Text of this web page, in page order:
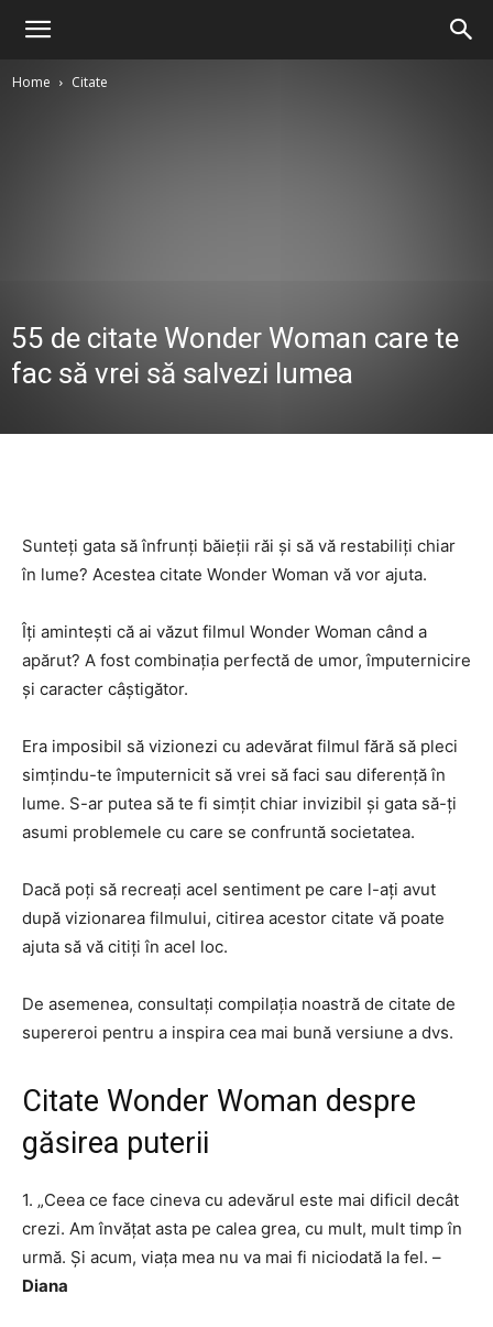
Home Citate
55 de citate Wonder Woman care te
fac să vrei să salvezi lumea
Sunteți gata să înfrunți băieții răi și să vă restabiliți chiar
în lume? Acestea citate Wonder Woman vă vor ajuta.
Îți amintești că ai văzut filmul Wonder Woman când a
apărut? A fost combinația perfectă de umor, împuternicire
și caracter câștigător.
Era imposibil să vizionezi cu adevărat filmul fără să pleci
simțindu-te împuternicit să vrei să faci sau diferență în
lume. S-ar putea să te fi simțit chiar invizibil și gata să-ți
asumi problemele cu care se confruntă societatea.
Dacă poți să recreați acel sentiment pe care l-ați avut
după vizionarea filmului, citirea acestor citate vă poate
ajuta să vă citiți în acel loc.
De asemenea, consultați compilația noastră de citate de
supereroi pentru a inspira cea mai bună versiune a dvs.
Citate Wonder Woman despre
găsirea puterii
1. „Ceea ce face cineva cu adevărul este mai dificil decât
crezi. Am învățat asta pe calea grea, cu mult, mult timp în
urmă. Și acum, viața mea nu va mai fi niciodată la fel. –
Diana